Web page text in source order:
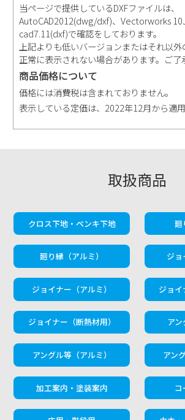
当ページで提供しているDXFファイルは、
AutoCAD2012(dwg/dxf)、Vectorworks
cad7.11(dxf)で確認をしております。
上記よりも低いバージョンまたはそれ以
正常に表示されない場合があります。ご了
商品価格について
価格には消費税は含まれておりません。
表示している定価は、2022年12月から適用
取扱商品
クロス下地・ペンキ下地 廻
廻り縁（アルミ） ジョ
ジョイナー（アルミ） ジョイ
ジョイナー（断熱材用） アン
アングル等（アルミ） アン
加工案内・塗装案内 コ